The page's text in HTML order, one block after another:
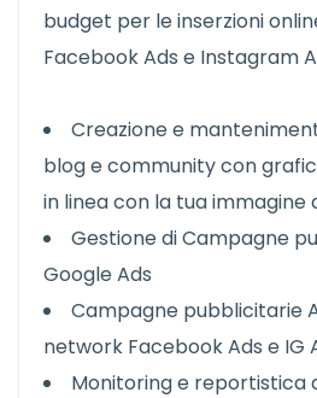
budget per le inserzioni
Facebook Ads e Instagram
Creazione e
blog e community con
in linea con la tua immagine
Gestione di Campagne
Google Ads
Campagne pubblicitarie
network Facebook Ads e IG
Monitoring e reportistica